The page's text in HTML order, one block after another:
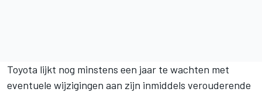
Toyota lijkt nog minstens een jaar te wachten met
eventuele wijzigingen aan zijn inmiddels verouderende